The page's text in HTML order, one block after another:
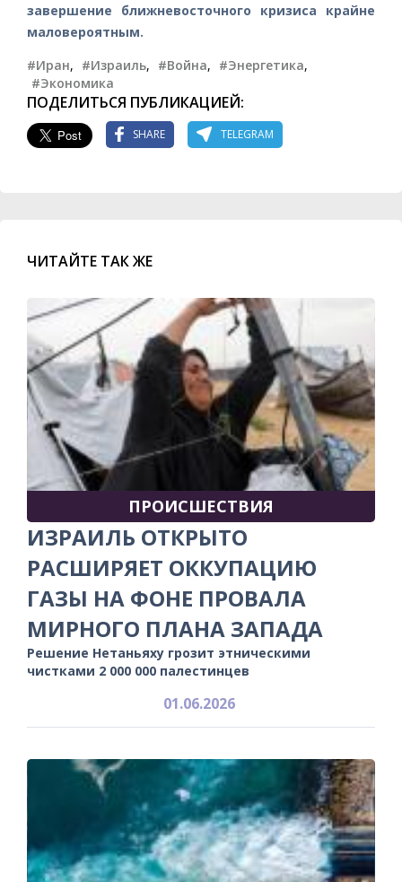
завершение ближневосточного кризиса крайне
маловероятным.
#Иран, #Израиль, #Война, #Энергетика,
#Экономика
ПОДЕЛИТЬСЯ ПУБЛИКАЦИЕЙ:
SHARE TELEGRAM
ЧИТАЙТЕ ТАК ЖЕ
ПРОИСШЕСТВИЯ
ИЗРАИЛЬ ОТКРЫТО
РАСШИРЯЕТ ОККУПАЦИЮ
ГАЗЫ НА ФОНЕ ПРОВАЛА
МИРНОГО ПЛАНА ЗАПАДА
Решение Нетаньяху грозит этническими
чистками 2 000 000 палестинцев
01.06.2026